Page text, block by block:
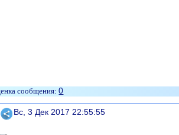
0
Поделиться
Вс, 3 Дек 2017 22:55:55